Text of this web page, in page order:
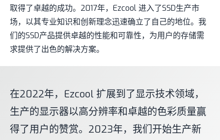
取得了卓越的成功。2017年，Ezcool 进入了SSD生产市
场，以其专业知识和创新理念迅速确立了自己的地位。我
们的SSD产品提供卓越的性能和可靠性，为用户的存储需
求提供了出色的解决方案。
在2022年，Ezcool 扩展到了显示技术领域，
生产的显示器以高分辨率和卓越的色彩质量赢
得了用户的赞赏。2023年，我们开始生产新